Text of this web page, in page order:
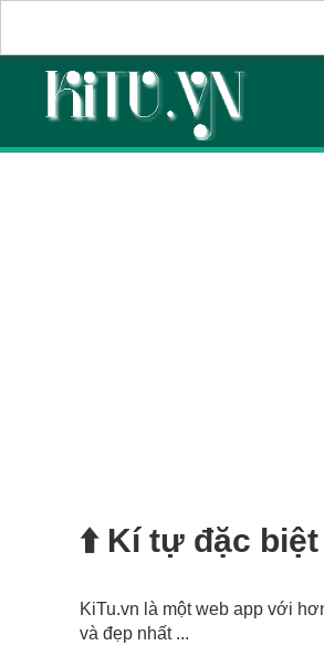
⬆️ Kí tự đặc
KiTu.vn là một web app với
và đẹp nhất ...